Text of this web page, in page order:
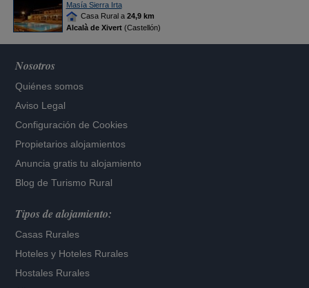
Masía Sierra Irta
Casa Rural a 24,9 km
Alcalà de Xivert(Castellón)
Nosotros
Quiénes somos
Aviso Legal
Configuración de Cookies
Propietarios alojamientos
Anuncia gratis tu alojamiento
Blog de Turismo Rural
Tipos de alojamiento:
Casas Rurales
Hoteles y Hoteles Rurales
Hostales Rurales